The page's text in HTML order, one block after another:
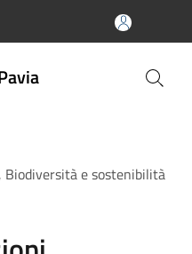
Biodiversità e sostenibilità